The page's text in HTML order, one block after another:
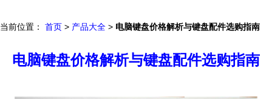
当前位置： 首页 > 产品大全 > 电脑键盘价格解析与键盘配件选购指南
电脑键盘价格解析与键盘配件选购指南